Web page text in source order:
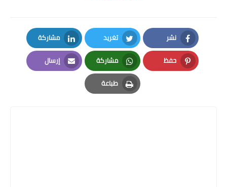
نشر
Facebook
تغريد
Twitter
مشاركة
LinkedIn
حفظ
Pinterest
مشاركة
Whatsapp
إرسال
Email
طباعة
Print